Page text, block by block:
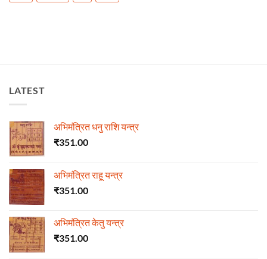
LATEST
अभिमंत्रित धनु राशि यन्त्र
₹351.00
अभिमंत्रित राहू यन्त्र
₹351.00
अभिमंत्रित केतु यन्त्र
₹351.00